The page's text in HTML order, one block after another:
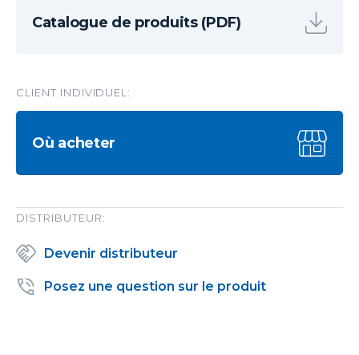
Catalogue de produits (PDF)
CLIENT INDIVIDUEL:
Où acheter
DISTRIBUTEUR:
Devenir distributeur
Posez une question sur le produit